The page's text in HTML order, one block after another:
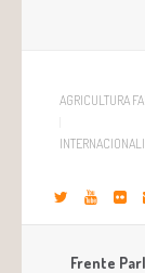
AGRICULTURA
Frente